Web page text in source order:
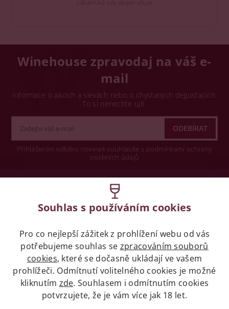
Winehouse zpravodaj na váš e-
mail
Informace o akcích a slevách nebo o chystaných degustacích.
To si nenechte ujít.
Přihlášením odběru novinek souhlasíte s podmínkami ochrany
osobních údajů
Legislativa
Zákaz prodeje alkoholických nápojů osobám
mladších 18 let.
Naše služby
Souhlas s používáním cookies
Pro co nejlepší zážitek z prohlížení webu od vás
potřebujeme souhlas se zpracováním souborů
cookies, které se dočasně ukládají ve vašem
prohlížeči. Odmítnutí volitelného cookies je možné
kliknutím zde. Souhlasem i odmítnutím cookies
potvrzujete, že je vám více jak 18 let.